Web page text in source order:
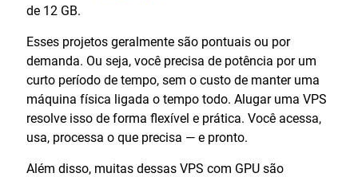
de 12 GB.
Esses projetos geralmente são pontuais ou por
demanda. Ou seja, você precisa de potência por um
curto período de tempo, sem o custo de manter uma
máquina física ligada o tempo todo. Alugar uma VPS
resolve isso de forma flexível e prática. Você acessa,
usa, processa o que precisa — e pronto.
Além disso, muitas dessas VPS com GPU são